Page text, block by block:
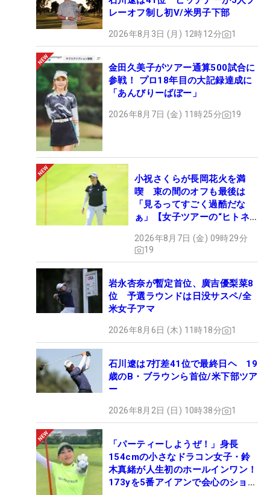
レーオフ制し初V/米男子下部
2026年8月3日 (月) 12時12分 1
金田久美子がツアー通算500試合に
参戦！ プロ18年目の大記録達成に
「あんびりーばぼー」
2026年8月7日 (金) 11時25分 19
小祝さくらが長岡花火を満
喫 束の間のオフも最後は
「見るってすごく過酷だな
ぁ」【女子ツアーの“ヒトネ
2026年8月7日 (金) 09時29分
19
岩永杏奈が暫定首位、廣吉優梨菜8
位 予選ラウンドは日没サスペ/全
米女子アマ
2026年8月6日 (木) 11時18分 1
石川遼は7打差41位で最終日ヘ 19
歳のB・ブラウンら首位/米下部ツア
ー
2026年8月2日 (日) 10時38分 1
「パーティーしようぜ！」身長
154cmの小さなドラコン女子・鈴
木真緒が人生初のホールインワン！
173yを5番アイアンで会心のショッ